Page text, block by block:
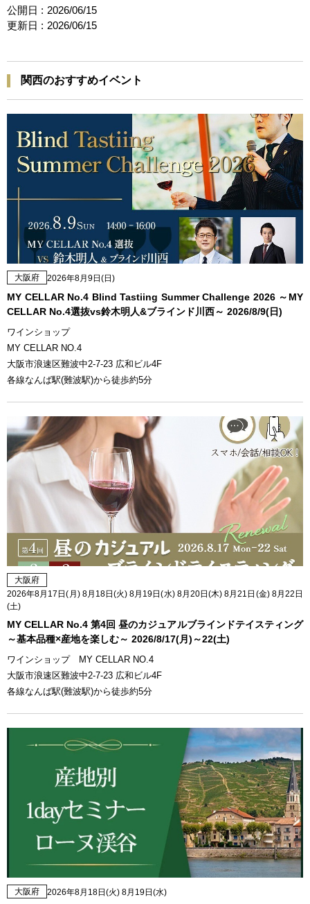
公開日 : 2026/06/15
更新日 : 2026/06/15
関西のおすすめイベント
大阪府 2026年8月9日(日)
MY CELLAR No.4 Blind Tastiing Summer Challenge 2026 ～MY
CELLAR No.4選抜vs鈴木明人&ブラインド川西～ 2026/8/9(日)
ワインショップ
MY CELLAR NO.4
大阪市浪速区難波中2-7-23 広和ビル4F
各線なんば駅(難波駅)から徒歩約5分
大阪府
2026年8月17日(月) 8月18日(火) 8月19日(水) 8月20日(木) 8月21日(金) 8月22日
(土)
MY CELLAR No.4 第4回 昼のカジュアルブラインドテイスティング
～基本品種×産地を楽しむ～ 2026/8/17(月)～22(土)
ワインショップ MY CELLAR NO.4
大阪市浪速区難波中2-7-23 広和ビル4F
各線なんば駅(難波駅)から徒歩約5分
大阪府 2026年8月18日(火) 8月19日(水)